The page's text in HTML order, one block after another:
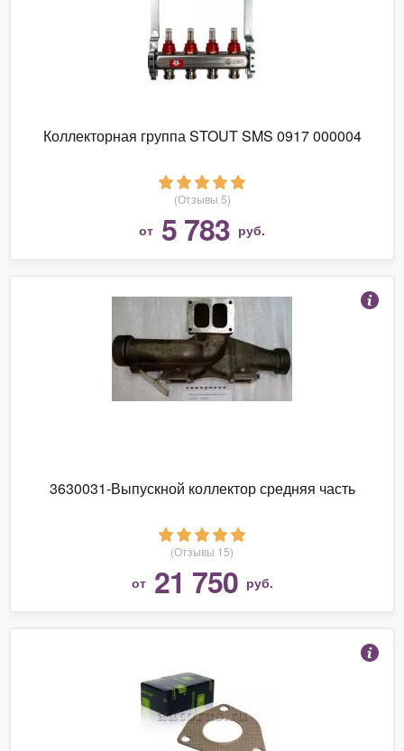
Коллекторная группа STOUT SMS 0917 000004
(Отзывы 5)
от 5 783 руб.
3630031-Выпускной коллектор средняя часть
(Отзывы 15)
от 21 750 руб.